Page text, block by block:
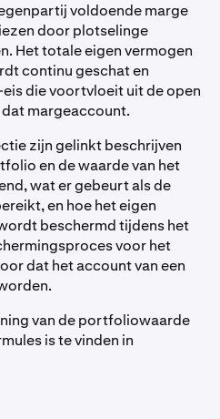
voldoende marge
door plotselinge
Het totale eigen vermogen
continu geschat en
die voortvloeit uit de open
margeaccount.
zijn gelinkt beschrijven
en de waarde van het
wat er gebeurt als de
en hoe het eigen
beschermd tijdens het
voor het
dat het account van een
van de portfoliowaarde
is te vinden in